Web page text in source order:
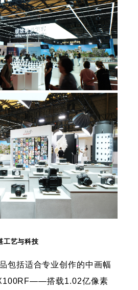
工艺与科技
包括适合专业创作的中画幅
搭载1.02亿像素